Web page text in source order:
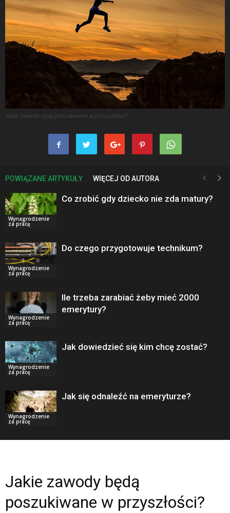
Jakie zawody będą poszukiwane w przyszłości?
POWIĄZANE ARTYKUŁY WIĘCEJ OD AUTORA
Wynagrodzenie
za pracę
Co zrobić gdy dziecko nie zda matury?
Wynagrodzenie
za pracę
Do czego przygotowuje technikum?
Wynagrodzenie
za pracę
Ile trzeba zarabiać żeby mieć 2000
emerytury?
Wynagrodzenie
za pracę
Jak dowiedzieć się kim chcę zostać?
Wynagrodzenie
za pracę
Jak się odnaleźć na emeryturze?
Jakie zawody będą
poszukiwane w przyszłości?